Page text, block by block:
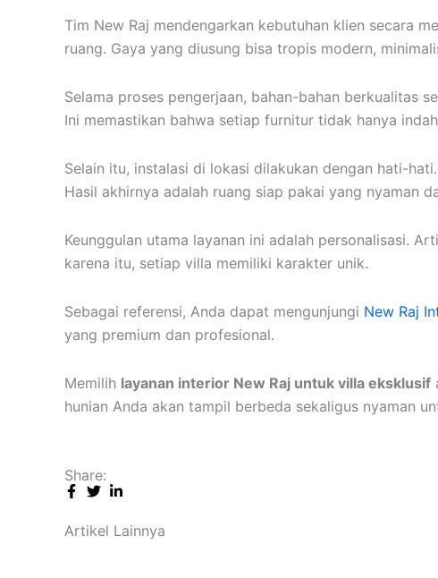
Tim New Raj mendengarkan kebutuhan klien secara
ruang. Gaya yang diusung bisa tropis modern,
Selama proses pengerjaan, bahan-bahan berkualitas
Ini memastikan bahwa setiap furnitur tidak hanya
Selain itu, instalasi di lokasi dilakukan dengan hati-
Hasil akhirnya adalah ruang siap pakai yang nyaman
Keunggulan utama layanan ini adalah personalisasi.
karena itu, setiap villa memiliki karakter unik.
Sebagai referensi, Anda dapat mengunjungi New Raj
yang premium dan profesional.
Memilih layanan interior New Raj untuk villa eksklusif
hunian Anda akan tampil berbeda sekaligus nyaman
Share:
Artikel Lainnya